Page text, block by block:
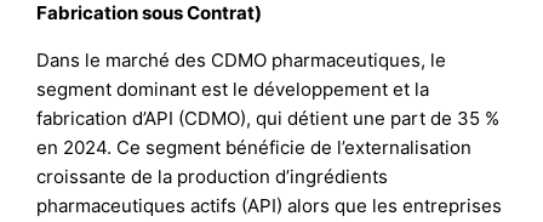
Fabrication sous Contrat)
Dans le marché des CDMO pharmaceutiques, le
segment dominant est le développement et la
fabrication d’API (CDMO), qui détient une part de 35 %
en 2024. Ce segment bénéficie de l’externalisation
croissante de la production d’ingrédients
pharmaceutiques actifs (API) alors que les entreprises